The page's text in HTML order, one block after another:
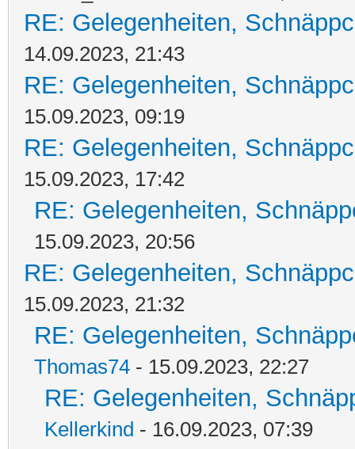
RE: Gelegenheiten,
14.09.2023, 21:43
RE: Gelegenheiten,
15.09.2023, 09:19
RE: Gelegenheiten,
15.09.2023, 17:42
RE: Gelegenheiten,
15.09.2023, 20:56
RE: Gelegenheiten,
15.09.2023, 21:32
RE: Gelegenheiten,
Thomas74 - 15.09.2023, 22:27
RE: Gelegenheiten,
Kellerkind - 16.09.2023, 07:39